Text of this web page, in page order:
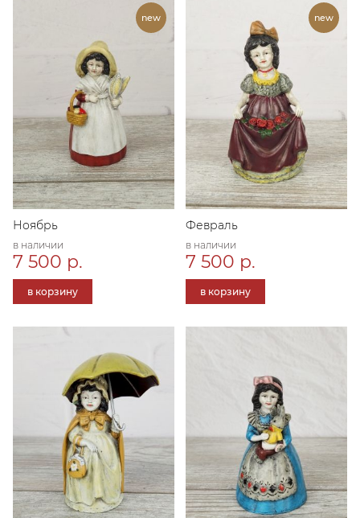
Ноябрь
в наличии
7 500 р.
в корзину
Февраль
в наличии
7 500 р.
в корзину